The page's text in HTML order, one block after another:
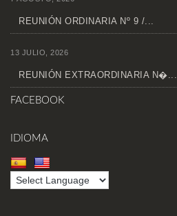
REUNIÓN ORDINARIA Nº 9 /...
13 JULIO, 2026
REUNIÓN EXTRAORDINARIA N�...
FACEBOOK
IDIOMA